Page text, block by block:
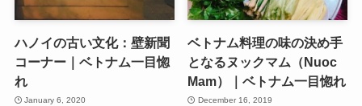
ハノイの古い文化：壁新聞
コーナー｜ベトナム一目惚
れ
January 6, 2020
ベトナム料理の味の決め手
となるヌックマム（Nuoc
Mam）｜ベトナム一目惚れ
December 16, 2019